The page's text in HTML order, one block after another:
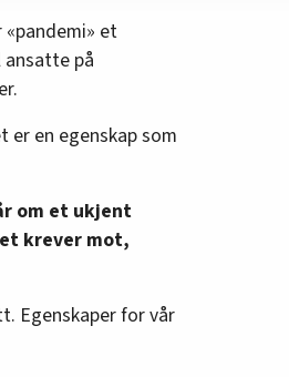
et
på
er en egenskap som
om et ukjent
krever mot,
Egenskaper for vår